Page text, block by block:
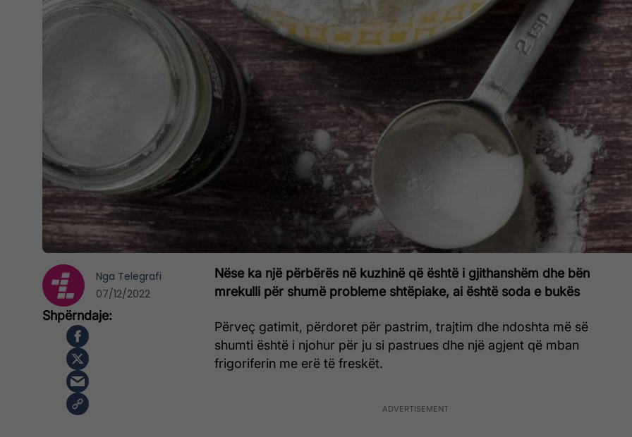
Nëse ka një përbërës në kuzhinë që është i gjithanshëm dhe bën
mrekulli për shumë probleme shtëpiake, ai është soda e bukës
Përveç gatimit, përdoret për pastrim, trajtim dhe ndoshta më së
shumti është i njohur për ju si pastrues dhe një agjent që mban
frigoriferin me erë të freskët.
Nga Telegrafi
07/12/2022